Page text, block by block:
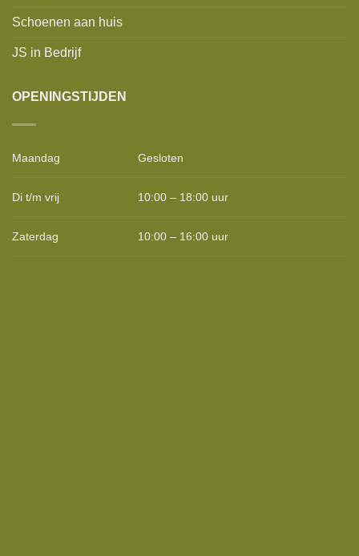
Schoenen aan huis
JS in Bedrijf
OPENINGSTIJDEN
Maandag Gesloten
Di t/m vrij 10:00 – 18:00 uur
Zaterdag 10:00 – 16:00 uur